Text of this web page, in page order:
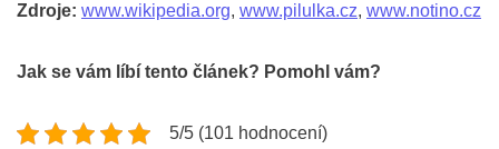
Zdroje: www.wikipedia.org, www.pilulka.cz, www.notino.cz
Jak se vám líbí tento článek? Pomohl vám?
5/5 (101 hodnocení)